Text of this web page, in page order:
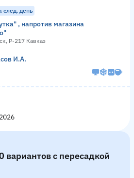
след. день
, напротив магазина
Р-217 Кавказ
И.А.
вариантов с пересадкой